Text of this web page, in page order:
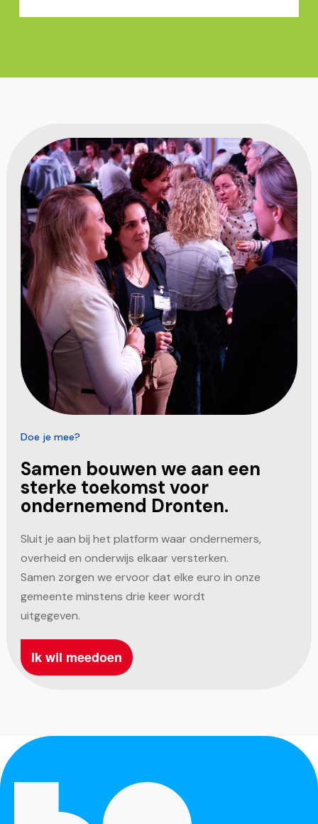
Doe je mee?
Samen bouwen we aan een
sterke toekomst voor
ondernemend Dronten.
Sluit je aan bij het platform waar ondernemers,
overheid en onderwijs elkaar versterken.
Samen zorgen we ervoor dat elke euro in onze
gemeente minstens drie keer wordt
uitgegeven.
Ik wil meedoen